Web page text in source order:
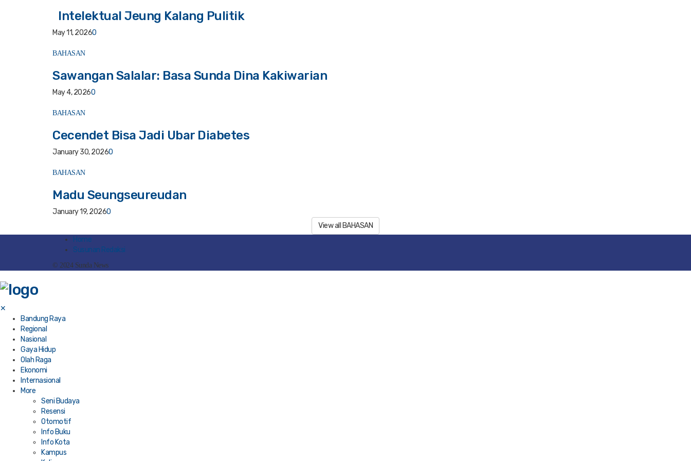
Intelektual Jeung Kalang Pulitik
May 11, 20260
BAHASAN
Sawangan Salalar: Basa Sunda Dina Kakiwarian
May 4, 20260
BAHASAN
Cecendet Bisa Jadi Ubar Diabetes
January 30, 20260
BAHASAN
Madu Seungseureudan
January 19, 20260
View all BAHASAN
Home
Susunan Redaksi
© 2024 Sunda News
✕
Bandung Raya
Regional
Nasional
Gaya Hidup
Olah Raga
Ekonomi
Internasional
More
Seni Budaya
Resensi
Otomotif
Info Buku
Info Kota
Kampus